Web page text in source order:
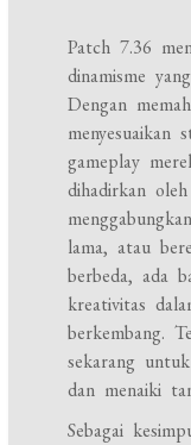
Patch 7.36
dinamisme
Dengan
menyesuaikan
gameplay
dihadirkan
lama, atau
berbeda, ada
kreativitas
berkembang.
sekarang
dan menaiki
Sebagai